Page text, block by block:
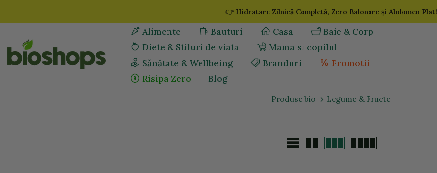
la
👉 Hidratare Zilnică Completă, Zero Balonare și Abdomen Plat!
Alimente Bauturi Casa
Baie & Corp
Diete & Stiluri de viata
Mama si copilul
Sănătate & Wellbeing
Branduri
Promotii
Risipa Zero
Blog
Produse bio Legume & Fructe